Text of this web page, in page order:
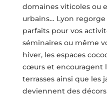
domaines viticoles ou
urbains… Lyon
parfaits pour vos
séminaires ou même
hiver, les espaces
cœurs et encouragent
terrasses ainsi que les
deviennent des